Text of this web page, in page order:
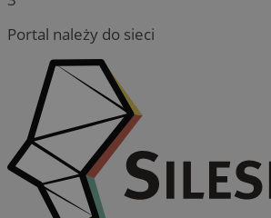
Portal należy do sieci